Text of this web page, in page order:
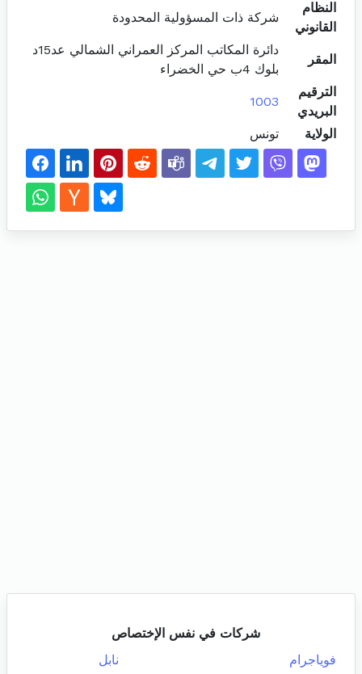
النظام
القانوني
شركة ذات المسؤولية المحدودة
المقر
دائرة المكاتب المركز العمراني الشمالي عد15د
بلوك 4ب حي الخضراء
الترقيم
البريدي
1003
الولاية تونس
شركات في نفس الإختصاص
فوياجرام
نابل